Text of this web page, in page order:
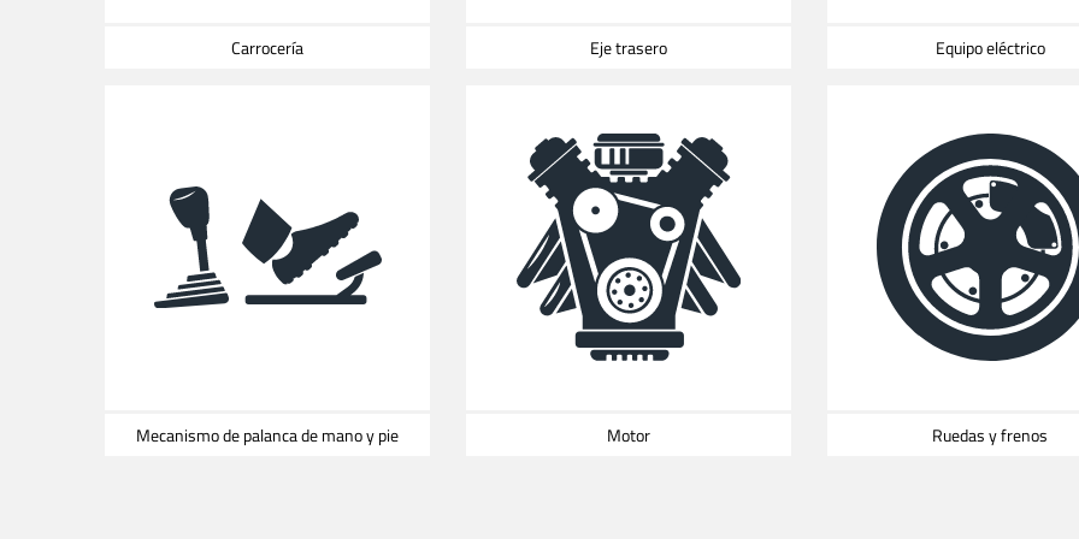
Carrocería Eje trasero Equipo eléctrico
Mecanismo de palanca de mano y pie Motor Ruedas y frenos